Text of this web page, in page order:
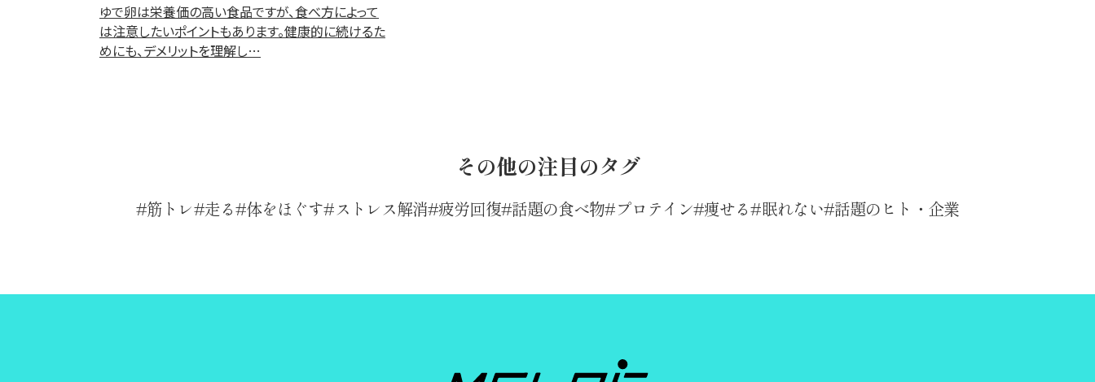
ゆで卵は栄養価の高い食品ですが、食べ方によって
は注意したいポイントもあります。健康的に続けるた
めにも、デメリットを理解し…
その他の注目のタグ
筋トレ 走る 体をほぐす ストレス解消 疲労回復 話題の食べ物 プロテイン 痩せる 眠れない 話題のヒト・企業